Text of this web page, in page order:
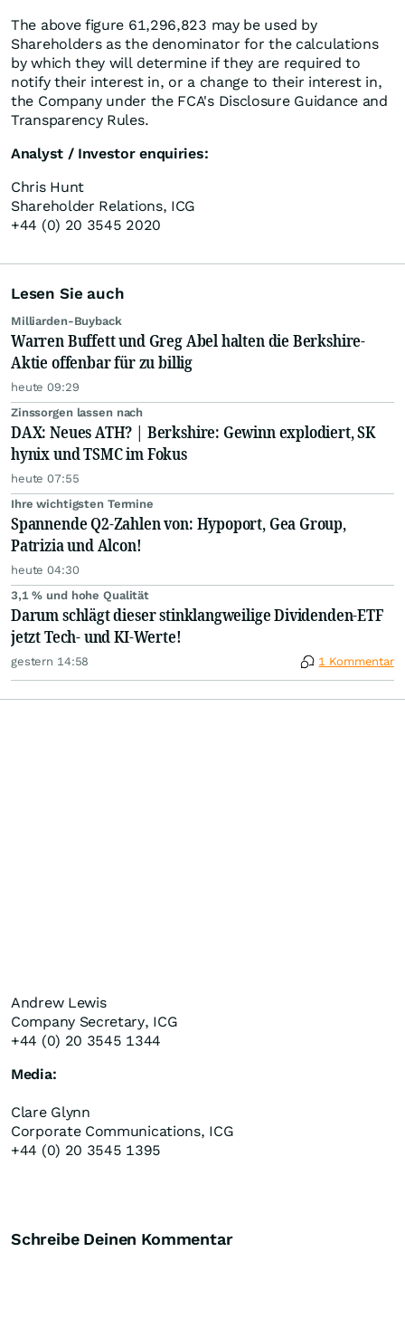
The above figure 61,296,823 may be used by
Shareholders as the denominator for the calculations
by which they will determine if they are required to
notify their interest in, or a change to their interest in,
the Company under the FCA's Disclosure Guidance and
Transparency Rules.
Analyst / Investor enquiries:
Chris Hunt
Shareholder Relations, ICG
+44 (0) 20 3545 2020
Lesen Sie auch
Milliarden-Buyback
Warren Buffett und Greg Abel halten die Berkshire-
Aktie offenbar für zu billig
heute 09:29
Zinssorgen lassen nach
DAX: Neues ATH? | Berkshire: Gewinn explodiert, SK
hynix und TSMC im Fokus
heute 07:55
Ihre wichtigsten Termine
Spannende Q2-Zahlen von: Hypoport, Gea Group,
Patrizia und Alcon!
heute 04:30
3,1 % und hohe Qualität
Darum schlägt dieser stinklangweilige Dividenden-ETF
jetzt Tech- und KI-Werte!
gestern 14:58 1 Kommentar
Andrew Lewis
Company Secretary, ICG
+44 (0) 20 3545 1344
Media:
Clare Glynn
Corporate Communications, ICG
+44 (0) 20 3545 1395
Schreibe Deinen Kommentar